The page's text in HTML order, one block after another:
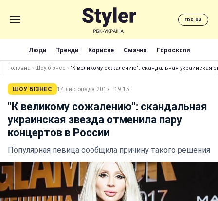
rbc.ua
Люди Тренди Корисне Смачно Гороскопи
Головна › Шоу бізнес › "К великому сожалению": скандальная украинская
ШОУ БІЗНЕС 14 листопада 2017 · 19:15
"К великому сожалению": скандальная
украинская звезда отменила пару
концертов в России
Популярная певица сообщила причину такого решения